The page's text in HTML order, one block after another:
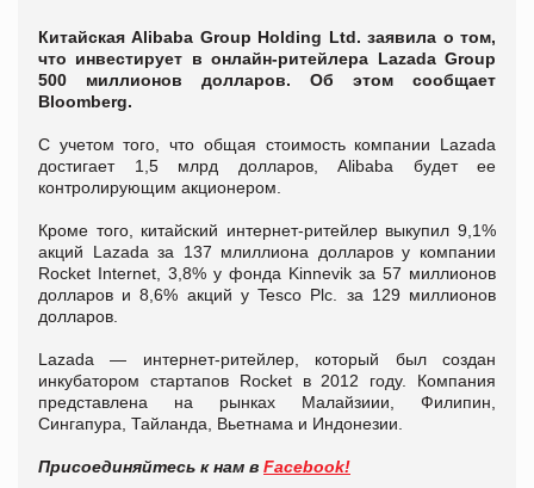
Китайская Alibaba Group Holding Ltd. заявила о том,
что инвестирует в онлайн-ритейлера Lazada Group
500 миллионов долларов. Об этом сообщает
Bloomberg.
С учетом того, что общая стоимость компании Lazada
достигает 1,5 млрд долларов, Alibaba будет ее
контролирующим акционером.
Кроме того, китайский интернет-ритейлер выкупил 9,1%
акций Lazada за 137 млиллиона долларов у компании
Rocket Internet, 3,8% у фонда Kinnevik за 57 миллионов
долларов и 8,6% акций у Tesco Plc. за 129 миллионов
долларов.
Lazada — интернет-ритейлер, который был создан
инкубатором стартапов Rocket в 2012 году. Компания
представлена на рынках Малайзиии, Филипин,
Сингапура, Тайланда, Вьетнама и Индонезии.
Присоединяйтесь к нам в Facebook!